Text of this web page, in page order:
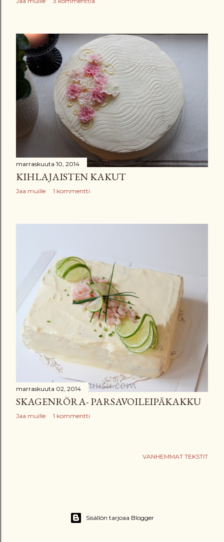
marraskuuta 10, 2014
KIHLAJAISTEN KAKUT
Jaa muille 1 kommentti
marraskuuta 02, 2014
SKAGENRÖRA- PARSAVOILEIPÄKAKKU
Jaa muille 1 kommentti
VANHEMMAT TEKSTIT
Sisällön tarjoaa Blogger